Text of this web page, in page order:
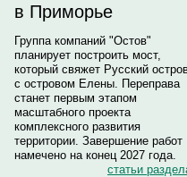
в Приморье
Группа компаний "Остов"
планирует построить мост,
который свяжет Русский
с островом Елены. Переправа
станет первым этапом
масштабного проекта
комплексного развития
территории. Завершение работ
намечено на конец 2027 года.
статьи